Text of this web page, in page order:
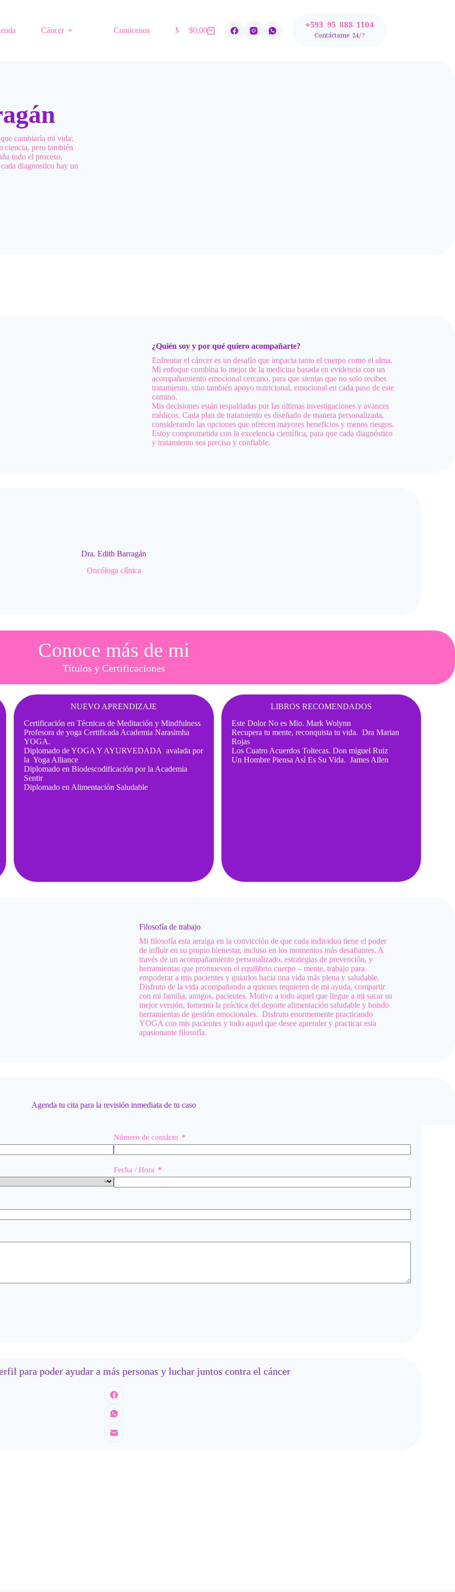
Cáncer Conócenos Mí comunidad Contactos
Carro
$0,00 +593 95 888 1104
Contáctame 24/7
cambiaría mi vida:
ciencia, pero también
todo el proceso.
diagnostico hay un
¿Quién soy y por qué quiero acompañarte?
Enfrentar el cáncer es un desafío que impacta tanto el cuerpo como el alma.
Mi enfoque combina lo mejor de la medicina basada en evidencia con un
acompañamiento emocional cercano, para que sientas que no solo recibes
tratamiento, sino también apoyo nutricional, emocional en cada paso de este
camino.
Mis decisiones están respaldadas por las últimas investigaciones y avances
médicos. Cada plan de tratamiento es diseñado de manera personalizada,
considerando las opciones que ofrecen mayores beneficios y menos riesgos.
Estoy comprometida con la excelencia científica, para que cada diagnóstico
y tratamiento sea preciso y confiable.
Dra. Edith Barragán
Oncóloga clínica
Conoce más de mi
Títulos y Certificaciones
NUEVO APRENDIZAJE
Certificación en Técnicas de Meditación y Mindfulness
Profesora de yoga Certificada Academia Narasimha
YOGA.
Diplomado de YOGA Y AYURVEDADA avalada por
la Yoga Alliance
Diplomado en Biodescodificación por la Academia
Sentir
Diplomado en Alimentación Saludable
LIBROS RECOMENDADOS
Este Dolor No es Mio. Mark Wolynn
Recupera tu mente, reconquista tu vida. Dra Marian
Rojas
Los Cuatro Acuerdos Toltecas. Don miguel Ruiz
Un Hombre Piensa Así Es Su Vida. James Allen
Filosofía de trabajo
Mi filosofía esta arraiga en la convicción de que cada individuo tiene el poder
de influir en su propio bienestar, incluso en los momentos más desafiantes. A
través de un acompañamiento personalizado, estrategias de prevención, y
herramientas que promueven el equilibrio cuerpo – mente, trabajo para
empoderar a mis pacientes y guiarlos hacia una vida más plena y saludable.
Disfruto de la vida acompañando a quienes requieren de mi ayuda, compartir
con mi familia, amigos, pacientes. Motivo a todo aquel que llegue a mi sacar su
mejor versión, fomento la práctica del deporte alimentación saludable y brindo
herramientas de gestión emocionales. Disfruto enormemente practicando
YOGA con mis pacientes y todo aquel que desee aprender y practicar esta
apasionante filosofía.
Agenda tu cita para la revisión inmediata de tu caso
Número de contácto
Fecha / Hora
para poder ayudar a más personas y luchar juntos contra el cáncer